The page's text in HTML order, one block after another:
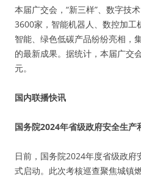
本届广交会，“新三样”、数字技
3600家，智能机器人、数控加工
智能、绿色低碳产品纷纷亮相，
的最新成果。据统计，本届广交
元。
国内联播快讯
国务院2024年省级政府安全生产
日前，国务院2024年度省级政
式启动。此次考核巡查聚焦城镇